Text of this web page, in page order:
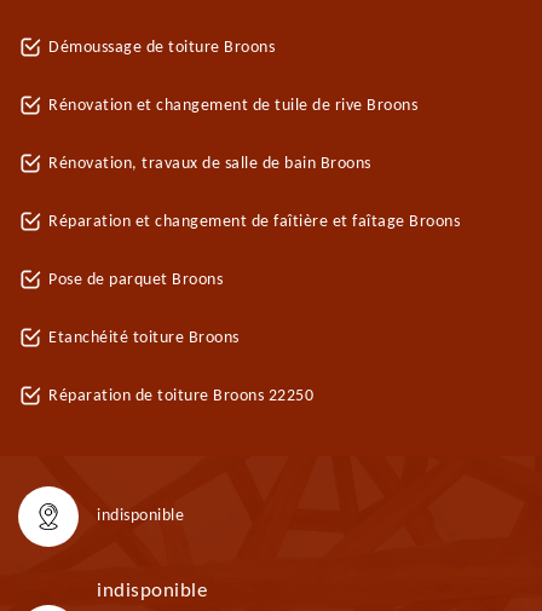
Démoussage de toiture Broons
Rénovation et changement de tuile de rive Broons
Rénovation, travaux de salle de bain Broons
Réparation et changement de faîtière et faîtage Broons
Pose de parquet Broons
Etanchéité toiture Broons
Réparation de toiture Broons 22250
indisponible
indisponible